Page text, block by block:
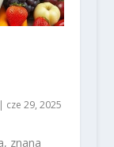
| cze 29, 2025
znana